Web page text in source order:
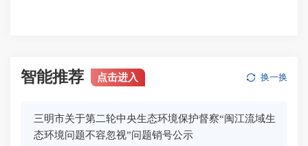
智能推荐 点击进入 换一换
三明市关于第二轮中央生态环境保护督察“闽江流域生
态环境问题不容忽视”问题销号公示